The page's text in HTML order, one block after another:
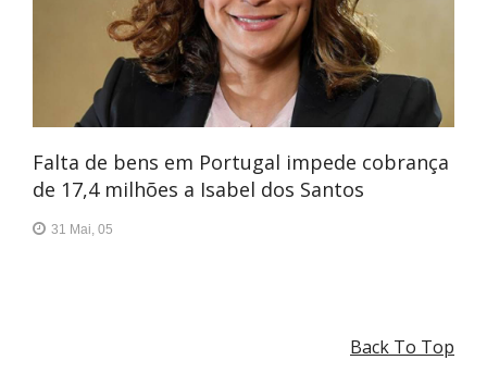
Falta de bens em Portugal impede cobrança
de 17,4 milhões a Isabel dos Santos
31 Mai, 05
Back To Top